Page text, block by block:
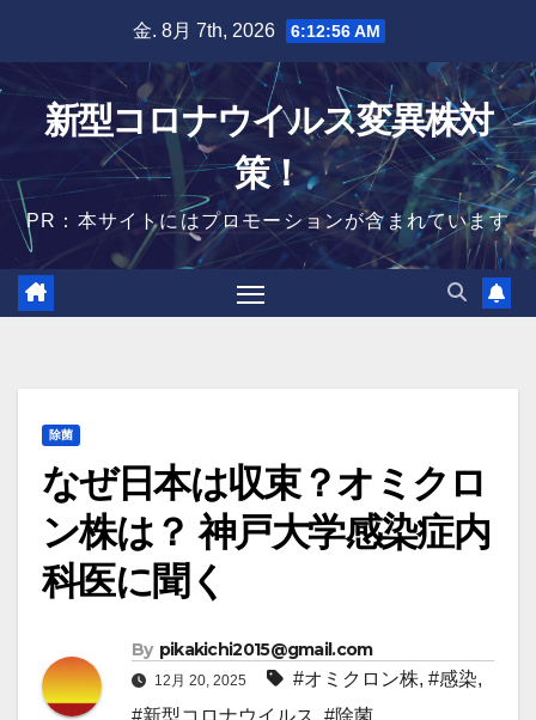
content
金. 8月 7th, 2026 6:12:57 AM
新型コロナウイルス変異株対
策！
PR：本サイトにはプロモーションが含まれています
除菌
なぜ日本は収束？オミクロ
ン株は？ 神戸大学感染症内
科医に聞く
By pikakichi2015@gmail.com
12月 20, 2025 #オミクロン株, #感染,